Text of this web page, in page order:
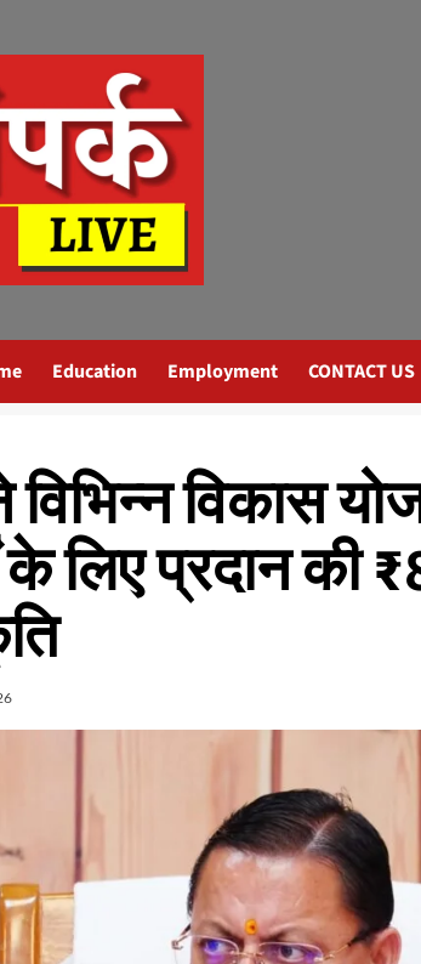
Education Employment CONTACT US
विभिन्न विकास
के लिए प्रदान की